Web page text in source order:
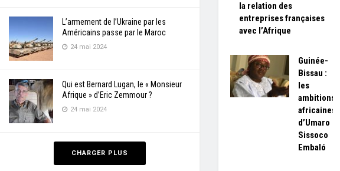
L’armement de l’Ukraine par les
Américains passe par le Maroc
24 mai 2024
Qui est Bernard Lugan, le « Monsieur
Afrique » d’Eric Zemmour ?
24 mai 2024
CHARGER PLUS
la relation des
entreprises françaises
avec l’Afrique
Guinée-
Bissau :
les
ambitions
africaines
d’Umaro
Sissoco
Embaló